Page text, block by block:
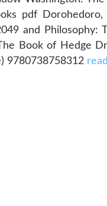
pdf Dorohedoro,
and Philosophy:
Book of Hedge
9780738758312